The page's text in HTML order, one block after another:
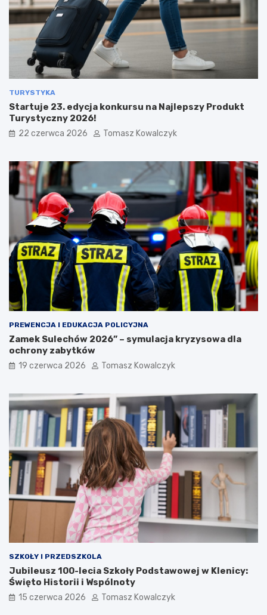
TURYSTYKA
Startuje 23. edycja konkursu na Najlepszy Produkt
Turystyczny 2026!
22 czerwca 2026 Tomasz Kowalczyk
PREWENCJA I EDUKACJA POLICYJNA
Zamek Sulechów 2026” – symulacja kryzysowa dla
ochrony zabytków
19 czerwca 2026 Tomasz Kowalczyk
SZKOŁY I PRZEDSZKOLA
Jubileusz 100-lecia Szkoły Podstawowej w Klenicy:
Święto Historii i Wspólnoty
15 czerwca 2026 Tomasz Kowalczyk